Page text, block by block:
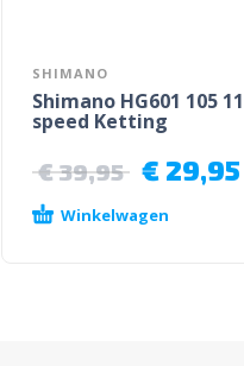
SHIMANO
Shimano HG601 105 11
speed Ketting
€39,95 € 29,95
Winkelwagen